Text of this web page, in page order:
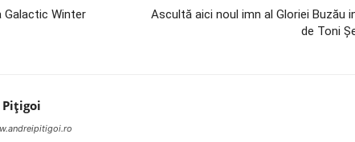
Winter
Ascultă aici noul imn al Gloriei Buzău
de Toni